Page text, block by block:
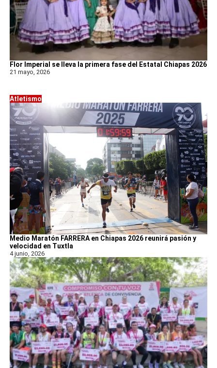
Flor Imperial se lleva la primera fase del Estatal Chiapas 2026
21 mayo, 2026
Atletismo
Medio Maratón FARRERA en Chiapas 2026 reunirá pasión y
velocidad en Tuxtla
4 junio, 2026